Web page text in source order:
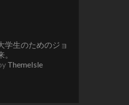
学生のためのジョ
ThemeIsle